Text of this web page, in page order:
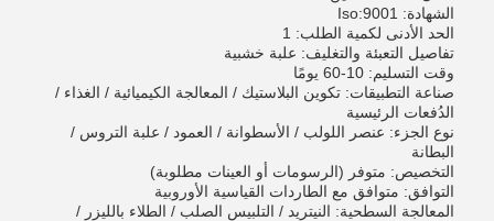
الشهادة: Iso:9001
الحد الأدنى لكمية الطلب: 1
تفاصيل التعبئة والتغليف: علبة خشبية
وقت التسليم: 10-60 يومًا
صناعة التطبيقات: تكوين البلاستيك / المعالجة الكيميائية / الغذاء /
الدُفعات الرئيسية
نوع الجزء: عنصر اللولب / الأسطوانة / العمود / علبة التروس /
البطانة
التخصيص: متوفر (الرسومات أو العينات مطلوبة)
التوافق: متوافق مع الطاردات القياسية الأوروبية
المعالجة السطحية: النيتريد / التلبيس الصلب / الطلاء بالليزر /